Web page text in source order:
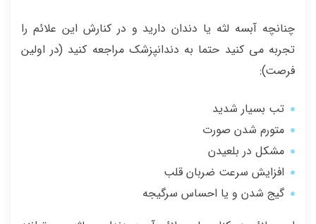
چنانچه آبسه لثه یا دندان دارید و در کنارش این علائم را
تجربه می کنید حتما به دندانپزشک مراجعه کنید (در اولین
فرصت):
تب بسیار شدید
متورم شدن صورت
مشکل در بلعیدن
افزایش سرعت ضربان قلب
گیج شدن و یا احساس سرگیجه